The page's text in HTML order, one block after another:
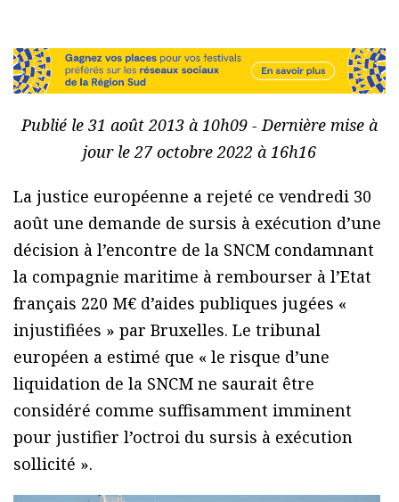
Publié le 31 août 2013 à 10h09 - Dernière mise à
jour le 27 octobre 2022 à 16h16
La justice européenne a rejeté ce vendredi 30
août une demande de sursis à exécution d’une
décision à l’encontre de la SNCM condamnant
la compagnie maritime à rembourser à l’Etat
français 220 M€ d’aides publiques jugées «
injustifiées » par Bruxelles. Le tribunal
européen a estimé que « le risque d’une
liquidation de la SNCM ne saurait être
considéré comme suffisamment imminent
pour justifier l’octroi du sursis à exécution
sollicité ».